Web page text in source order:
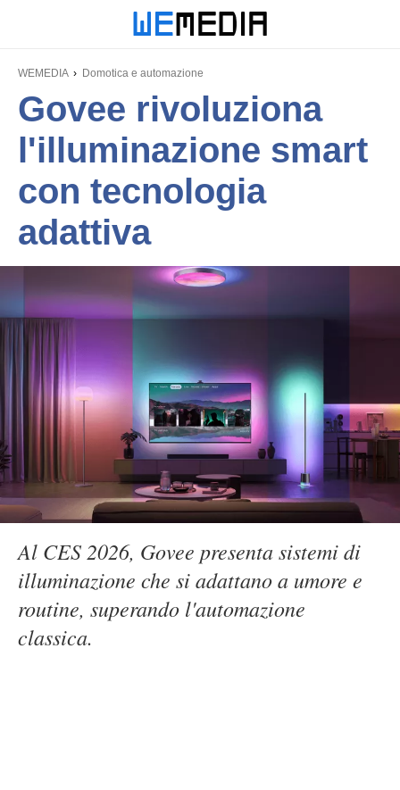
WEMEDIA Domotica e automazione
Govee rivoluziona
l'illuminazione smart
con tecnologia
adattiva
Al CES 2026, Govee presenta sistemi di
illuminazione che si adattano a umore e
routine, superando l'automazione
classica.